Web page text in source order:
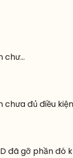
chư...
chưa đủ điều
đã gỡ phần đó